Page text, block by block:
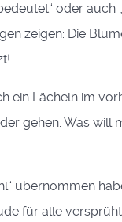
oder
zeigen: Die
ein Lächeln im
gehen. Was will
übernommen
für alle